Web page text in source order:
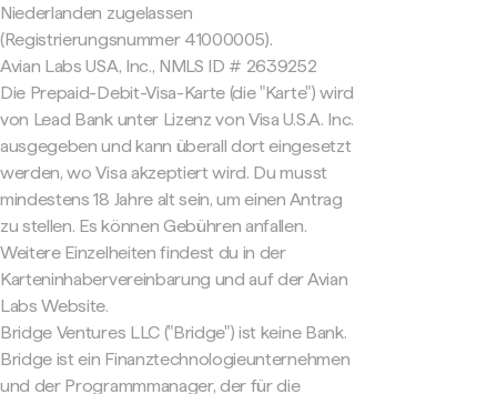
Niederlanden zugelassen
(Registrierungsnummer 41000005).
Avian Labs USA, Inc., NMLS ID # 2639252
Die Prepaid-Debit-Visa-Karte (die "Karte") wird
von Lead Bank unter Lizenz von Visa U.S.A. Inc.
ausgegeben und kann überall dort eingesetzt
werden, wo Visa akzeptiert wird. Du musst
mindestens 18 Jahre alt sein, um einen Antrag
zu stellen. Es können Gebühren anfallen.
Weitere Einzelheiten findest du in der
Karteninhabervereinbarung und auf der Avian
Labs Website.
Bridge Ventures LLC ("Bridge") ist keine Bank.
Bridge ist ein Finanztechnologieunternehmen
und der Programmmanager, der für die